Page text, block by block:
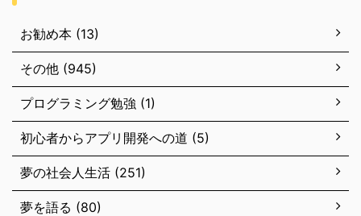
お勧め本 (13)
その他 (945)
プログラミング勉強 (1)
初心者からアプリ開発への道 (5)
夢の社会人生活 (251)
夢を語る (80)